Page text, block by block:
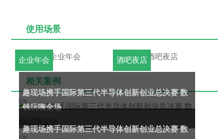
使用场景
企业年会 酒吧夜店
相关案例
趣现场携手国际第三代半导体创新创业总决赛 数
钱玩嗨全场
趣现场携手国际第三代半导体创新创业总决赛 数